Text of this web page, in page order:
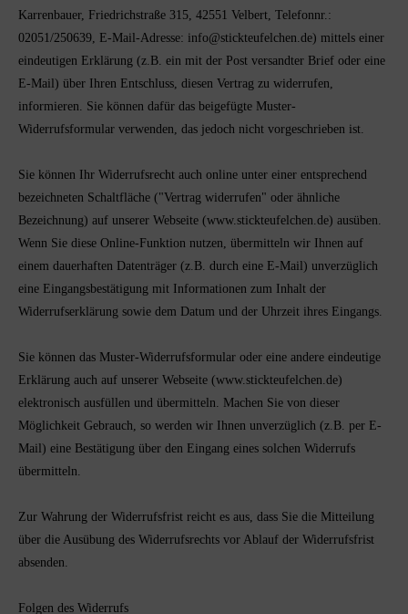
Karrenbauer, Friedrichstraße 315, 42551 Velbert, Telefonnr.:
02051/250639, E-Mail-Adresse: info@stickteufelchen.de) mittels einer
eindeutigen Erklärung (z.B. ein mit der Post versandter Brief oder eine
E-Mail) über Ihren Entschluss, diesen Vertrag zu widerrufen,
informieren. Sie können dafür das beigefügte Muster-
Widerrufsformular verwenden, das jedoch nicht vorgeschrieben ist.
Sie können Ihr Widerrufsrecht auch online unter einer entsprechend
bezeichneten Schaltfläche ("Vertrag widerrufen" oder ähnliche
Bezeichnung) auf unserer Webseite (www.stickteufelchen.de) ausüben.
Wenn Sie diese Online-Funktion nutzen, übermitteln wir Ihnen auf
einem dauerhaften Datenträger (z.B. durch eine E-Mail) unverzüglich
eine Eingangsbestätigung mit Informationen zum Inhalt der
Widerrufserklärung sowie dem Datum und der Uhrzeit ihres Eingangs.
Sie können das Muster-Widerrufsformular oder eine andere eindeutige
Erklärung auch auf unserer Webseite (www.stickteufelchen.de)
elektronisch ausfüllen und übermitteln. Machen Sie von dieser
Möglichkeit Gebrauch, so werden wir Ihnen unverzüglich (z.B. per E-
Mail) eine Bestätigung über den Eingang eines solchen Widerrufs
übermitteln.
Zur Wahrung der Widerrufsfrist reicht es aus, dass Sie die Mitteilung
über die Ausübung des Widerrufsrechts vor Ablauf der Widerrufsfrist
absenden.
Folgen des Widerrufs